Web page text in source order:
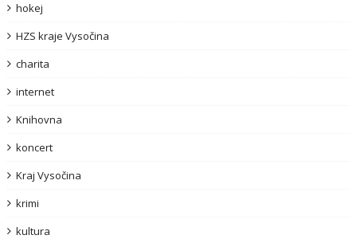
hokej
HZS kraje Vysočina
charita
internet
Knihovna
koncert
Kraj Vysočina
krimi
kultura